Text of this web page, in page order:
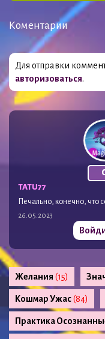
Коментарии
Для отправки
авторизоваться.
TATU77
Печально, конечно, что
26.05.2023
Желания (15)
Кошмар Ужас(84)
Практика